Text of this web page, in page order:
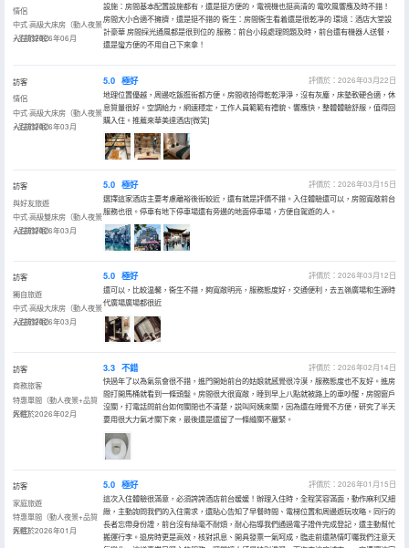
情侶
中式·高級大床房（動人夜景
+品質好眠）
入住於2026年06月
設施：房間基本配置設施都有，還是挺方便的，電視機也挺高清的 電吹風響應及時不錯！
房間大小合適不擁擠，還是挺不錯的 衞生：房間衞生看着還是很乾凈的 環境：酒店大堂設
計豪華 房間採光通風都是很到位的 服務：前台小段處理問題及時，前台還有機器人送餐，
還是蠻方便的不用自己下來拿！
訪客
情侶
中式·高級大床房（動人夜景
+品質好眠）
入住於2026年03月
5.0 極好
評價於：2026年03月22日
地理位置優越，周邊吃飯逛街都方便。房間收拾得乾乾淨淨，沒有灰塵，床墊軟硬合適，休
息質量很好。空調給力，網速穩定，工作人員範範有禮貌、響應快，整體體驗舒服，值得回
購入住。推薦來華美達酒店[微笑]
訪客
與好友旅遊
中式·高級雙床房（動人夜景
+品質好眠）
入住於2026年03月
5.0 極好
評價於：2026年03月15日
選擇這家酒店主要考慮離裕後街較近，還有就是評價不錯。入住體驗還可以，房間寬敞前台
服務也很。停車有地下停車場還有旁邊的地面停車場，方便自駕遊的人。
訪客
獨自旅遊
中式·高級大床房（動人夜景
+品質好眠）
入住於2026年03月
5.0 極好
評價於：2026年03月12日
還可以，比較温馨，衞生不錯，夠寬敞明亮，服務態度好，交通便利，去五嶺廣場和生源時
代廣場廣場都很近
訪客
商務旅客
特惠單間（動人夜景+品質
好眠）
入住於2026年02月
3.3 不錯
評價於：2026年02月14日
快過年了以為氣氛會很不錯，進門開始前台的姑娘就感覺很冷漠，服務態度也不友好。進房
間打開馬桶就看到一條頭髮。房間很大很寬敞，睡到早上八點就被路上的車吵醒，房間窗戶
沒關，打電話問前台如何關閉也不清楚，説叫阿姨來關，因為還在睡覺不方便，研究了半天
要用很大力氣才關下來，最後還是還留了一條縫關不嚴緊。
訪客
家庭旅遊
特惠單間（動人夜景+品質
好眠）
入住於2026年01月
5.0 極好
評價於：2026年01月15日
這次入住體驗很滿意，必須誇誇酒店前台媛媛！辦理入住時，全程笑容滿面，動作麻利又細
緻，主動詢問我們的入住需求，還貼心告知了早餐時間、電梯位置和周邊遊玩攻略。同行的
長者忘帶身份證，前台沒有絲毫不耐煩，耐心指導我們通過電子證件完成登記，還主動幫忙
搬運行李。退房時更是高效，核對訊息、開具發票一氣呵成，臨走前還熱情叮囑我們注意天